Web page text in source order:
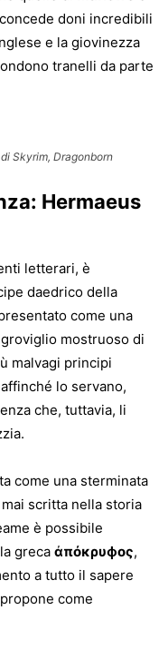
doni incredibili
e la giovinezza
tranelli da parte
Skyrim, Dragonborn
Hermaeus
letterari, è
daedrico della
come una
mostruoso di
malvagi principi
lo servano,
che, tuttavia, li
come una sterminata
scritta nella storia
è possibile
greca ἀπόκρυϕος,
a tutto il sapere
come